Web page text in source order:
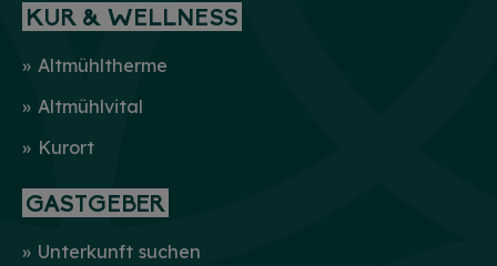
KUR & WELLNESS
Altmühltherme
Altmühlvital
Kurort
GASTGEBER
Unterkunft suchen